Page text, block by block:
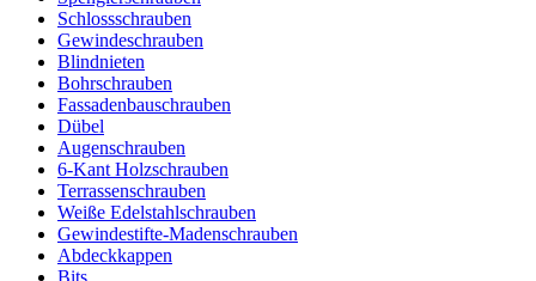
Schlossschrauben
Gewindeschrauben
Blindnieten
Bohrschrauben
Fassadenbauschrauben
Dübel
Augenschrauben
6-Kant Holzschrauben
Terrassenschrauben
Weiße Edelstahlschrauben
Gewindestifte-Madenschrauben
Abdeckkappen
Bits